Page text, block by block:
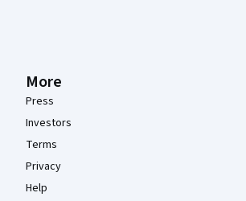
More
Press
Investors
Terms
Privacy
Help